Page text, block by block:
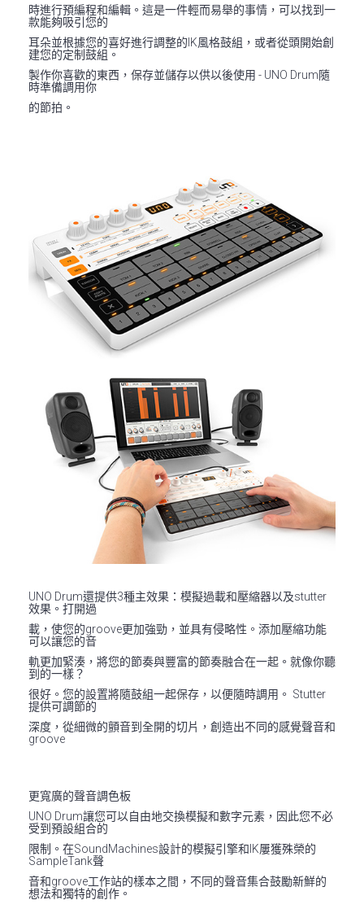
時進行預編程和編輯。這是一件輕而易舉的事情，可以找到一
款能夠吸引您的
耳朵並根據您的喜好進行調整的IK風格鼓組，或者從頭開始創
建您的定制鼓組。
製作你喜歡的東西，保存並儲存以供以後使用 - UNO Drum隨
時準備調用你
的節拍。
UNO Drum還提供3種主效果：模擬過載和壓縮器以及stutter
效果。打開過
載，使您的groove更加強勁，並具有侵略性。添加壓縮功能
可以讓您的音
軌更加緊湊，將您的節奏與豐富的節奏融合在一起。就像你聽
到的一樣？
很好。您的設置將隨鼓組一起保存，以便隨時調用。 Stutter
提供可調節的
深度，從細微的顫音到全開的切片，創造出不同的感覺聲音和
groove
更寬廣的聲音調色板
UNO Drum讓您可以自由地交換模擬和數字元素，因此您不必
受到預設組合的
限制。在SoundMachines設計的模擬引擎和IK屢獲殊榮的
SampleTank聲
音和groove工作站的樣本之間，不同的聲音集合鼓勵新鮮的
想法和獨特的創作。